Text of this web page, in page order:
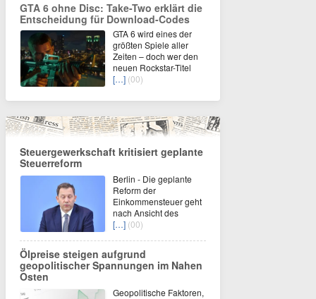
GTA 6 ohne Disc: Take-Two erklärt die
Entscheidung für Download-Codes
GTA 6 wird eines der
größten Spiele aller
Zeiten – doch wer den
neuen Rockstar-Titel
[…] (00)
Steuergewerkschaft kritisiert geplante
Steuerreform
Berlin - Die geplante
Reform der
Einkommensteuer geht
nach Ansicht des
[…] (00)
Ölpreise steigen aufgrund
geopolitischer Spannungen im Nahen
Osten
Geopolitische Faktoren,